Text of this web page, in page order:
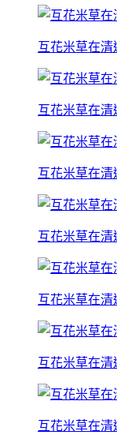
互花米草在清
互花米草在清
互花米草在清
互花米草在清
互花米草在清
互花米草在清
互花米草在清